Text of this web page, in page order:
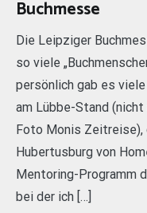
Buchmesse
Die Leipziger
so viele
persönlich gab es
am Lübbe-Stand
Foto Monis Zeitreise),
Hubertusburg von
Mentoring-Programm
bei der ich […]